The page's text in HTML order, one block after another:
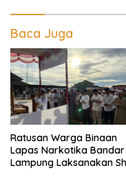
Baca Juga
Ratusan Warga Binaan
Lapas Narkotika Bandar
Lampung Laksanakan Sholat